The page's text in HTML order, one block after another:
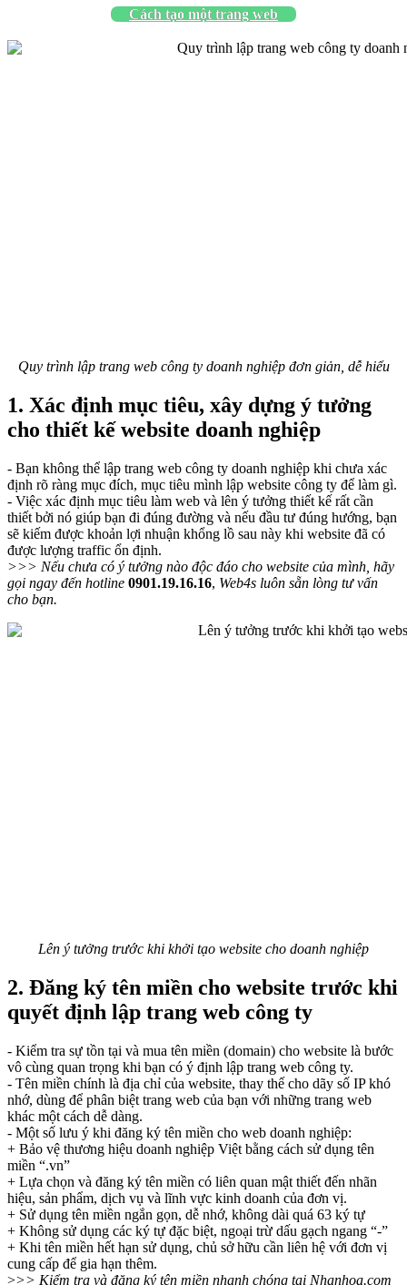
Cách tạo một trang web
Quy trình lập trang web công ty doanh nghiệp đơn giản, dễ hiểu
1. Xác định mục tiêu, xây dựng ý tưởng
cho thiết kế website doanh nghiệp
- Bạn không thể lập trang web công ty doanh nghiệp khi chưa xác
định rõ ràng mục đích, mục tiêu mình lập website công ty để làm gì.
- Việc xác định mục tiêu làm web và lên ý tưởng thiết kế rất cần
thiết bởi nó giúp bạn đi đúng đường và nếu đầu tư đúng hướng, bạn
sẽ kiếm được khoản lợi nhuận khổng lồ sau này khi website đã có
được lượng traffic ổn định.
>>> Nếu chưa có ý tưởng nào độc đáo cho website của mình, hãy
gọi ngay đến hotline 0901.19.16.16, Web4s luôn sẵn lòng tư vấn
cho bạn.
Lên ý tưởng trước khi khởi tạo website cho doanh nghiệp
2. Đăng ký tên miền cho website trước khi
quyết định lập trang web công ty
- Kiểm tra sự tồn tại và mua tên miền (domain) cho website là bước
vô cùng quan trọng khi bạn có ý định lập trang web công ty.
- Tên miền chính là địa chỉ của website, thay thế cho dãy số IP khó
nhớ, dùng để phân biệt trang web của bạn với những trang web
khác một cách dễ dàng.
- Một số lưu ý khi đăng ký tên miền cho web doanh nghiệp:
+ Bảo vệ thương hiệu doanh nghiệp Việt bằng cách sử dụng tên
miền “.vn”
+ Lựa chọn và đăng ký tên miền có liên quan mật thiết đến nhãn
hiệu, sản phẩm, dịch vụ và lĩnh vực kinh doanh của đơn vị.
+ Sử dụng tên miền ngắn gọn, dễ nhớ, không dài quá 63 ký tự
+ Không sử dụng các ký tự đặc biệt, ngoại trừ dấu gạch ngang “-”
+ Khi tên miền hết hạn sử dụng, chủ sở hữu cần liên hệ với đơn vị
cung cấp để gia hạn thêm.
>>> Kiểm tra và đăng ký tên miền nhanh chóng tại Nhanhoa.com